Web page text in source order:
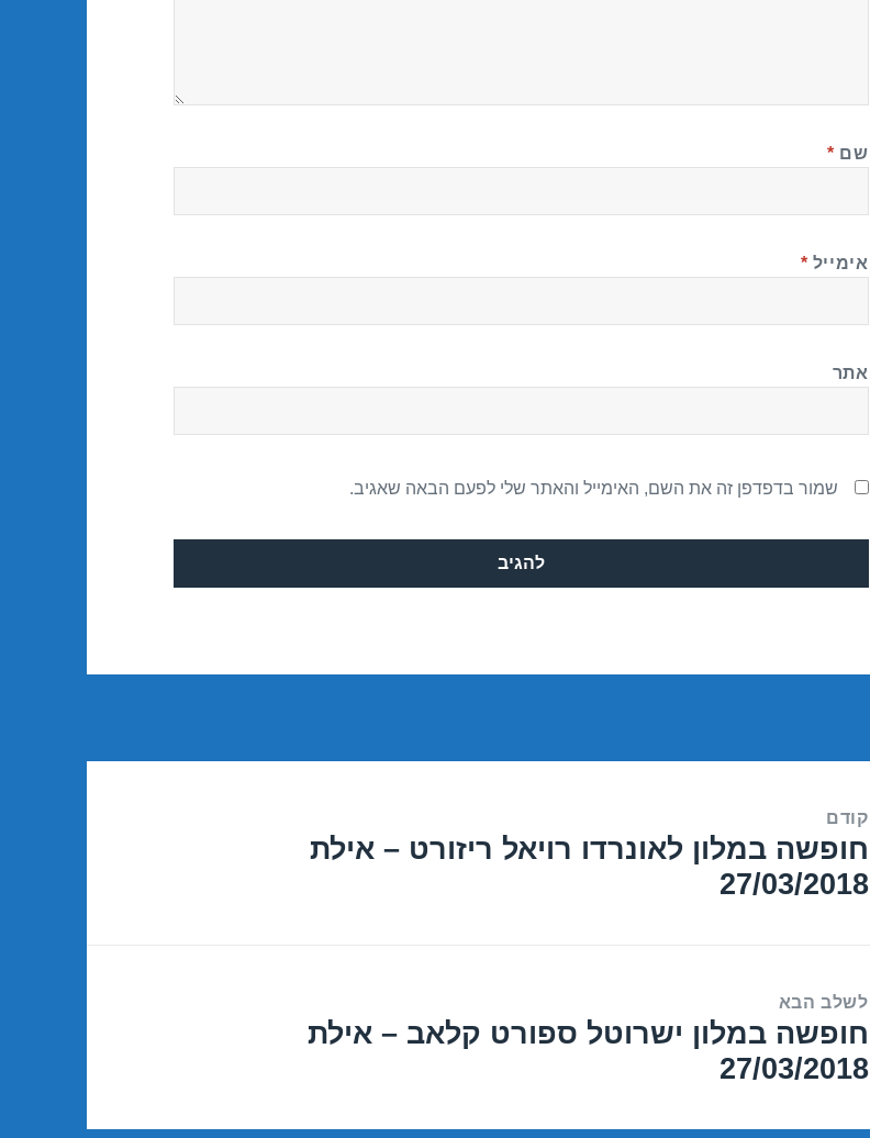
שם *
אימייל *
אתר
שמור בדפדפן זה את השם, האימייל והאתר שלי לפעם הבאה שאגיב.
קודם
הפוסט
הקודם:
חופשה במלון לאונרדו רויאל ריזורט – אילת
27/03/2018
לשלב הבא
הפוסט
הבא:
חופשה במלון ישרוטל ספורט קלאב – אילת
27/03/2018